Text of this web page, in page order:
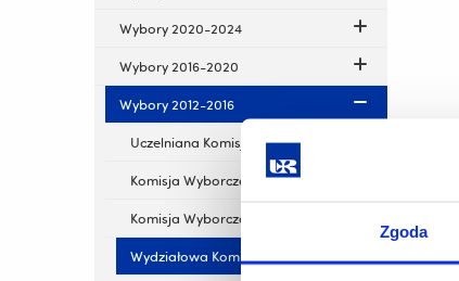
Zgoda
Wybory 2020-2024
Wybory 2016-2020
Wybory 2012-2016
Uczelniana Komisja Wyborcza
Komisja Wyborcza Doktorantów
Komisja Wyborcza Studentów
Wydziałowa Komisja Wyborcza